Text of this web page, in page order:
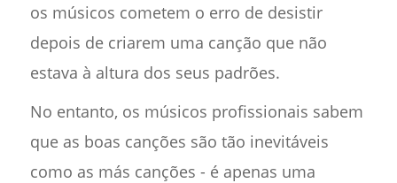
os músicos cometem o erro de desistir
depois de criarem uma canção que não
estava à altura dos seus padrões.
No entanto, os músicos profissionais sabem
que as boas canções são tão inevitáveis
como as más canções - é apenas uma